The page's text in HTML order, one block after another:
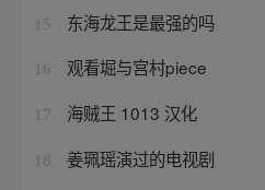
15 东海龙王是最强的吗
16 观看堀与宫村piece
17 海贼王 1013 汉化
18 姜珮瑶演过的电视剧